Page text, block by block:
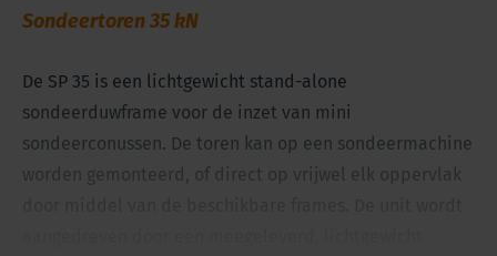
Sondeertoren 35 kN
De SP 35 is een lichtgewicht stand-alone
sondeerduwframe voor de inzet van mini
sondeerconussen. De toren kan op een sondeermachine
worden gemonteerd, of direct op vrijwel elk oppervlak